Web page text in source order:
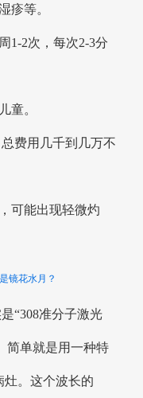
疹等。
1-2次，每次2-3分
童。
费用几千到几万不
可能出现轻微灼
镜花水月？
“308准分子激光
简单就是用一种特
灶。这个波长的